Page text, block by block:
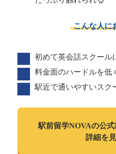
こんな人に
初めて英会話スクール
料金面のハードルを低
駅近で通いやすいスク
駅前留学NOVAの公式
詳細を